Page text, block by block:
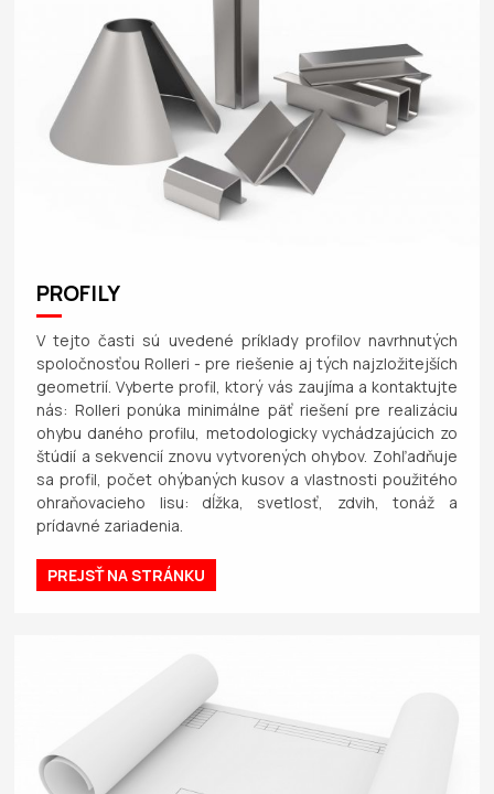
PROFILY
V tejto časti sú uvedené príklady profilov navrhnutých
spoločnosťou Rolleri - pre riešenie aj tých najzložitejších
geometrií. Vyberte profil, ktorý vás zaujíma a kontaktujte
nás: Rolleri ponúka minimálne päť riešení pre realizáciu
ohybu daného profilu, metodologicky vychádzajúcich zo
štúdií a sekvencií znovu vytvorených ohybov. Zohľadňuje
sa profil, počet ohýbaných kusov a vlastnosti použitého
ohraňovacieho lisu: dĺžka, svetlosť, zdvih, tonáž a
prídavné zariadenia.
PREJSŤ NA STRÁNKU